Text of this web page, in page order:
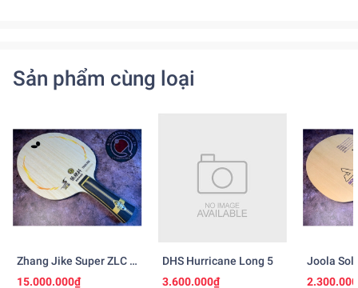
Sản phẩm cùng loại
Zhang Jike Super ZLC -
Ngừng Sản Xuất
15.000.000₫
DHS Hurricane Long 5
3.600.000₫
Joola